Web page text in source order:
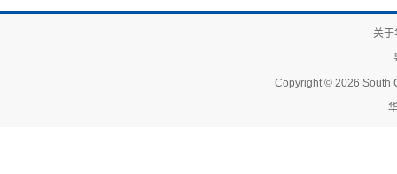
关于
Copyright © 2026 South